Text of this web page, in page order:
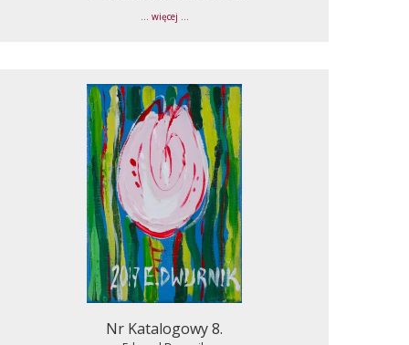
... więcej ...
Nr Katalogowy 8.